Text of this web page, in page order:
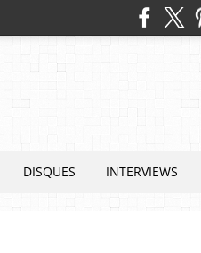
DISQUES INTERVIEWS